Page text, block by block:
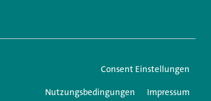
Consent Einstellungen
Nutzungsbedingungen
Impressum